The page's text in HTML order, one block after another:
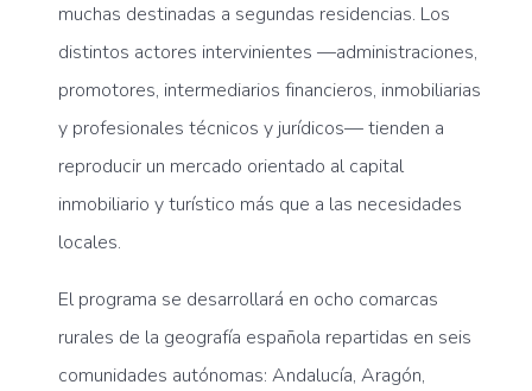
muchas destinadas a segundas residencias. Los
distintos actores intervinientes —administraciones,
promotores, intermediarios financieros, inmobiliarias
y profesionales técnicos y jurídicos— tienden a
reproducir un mercado orientado al capital
inmobiliario y turístico más que a las necesidades
locales.
El programa se desarrollará en ocho comarcas
rurales de la geografía española repartidas en seis
comunidades autónomas: Andalucía, Aragón,